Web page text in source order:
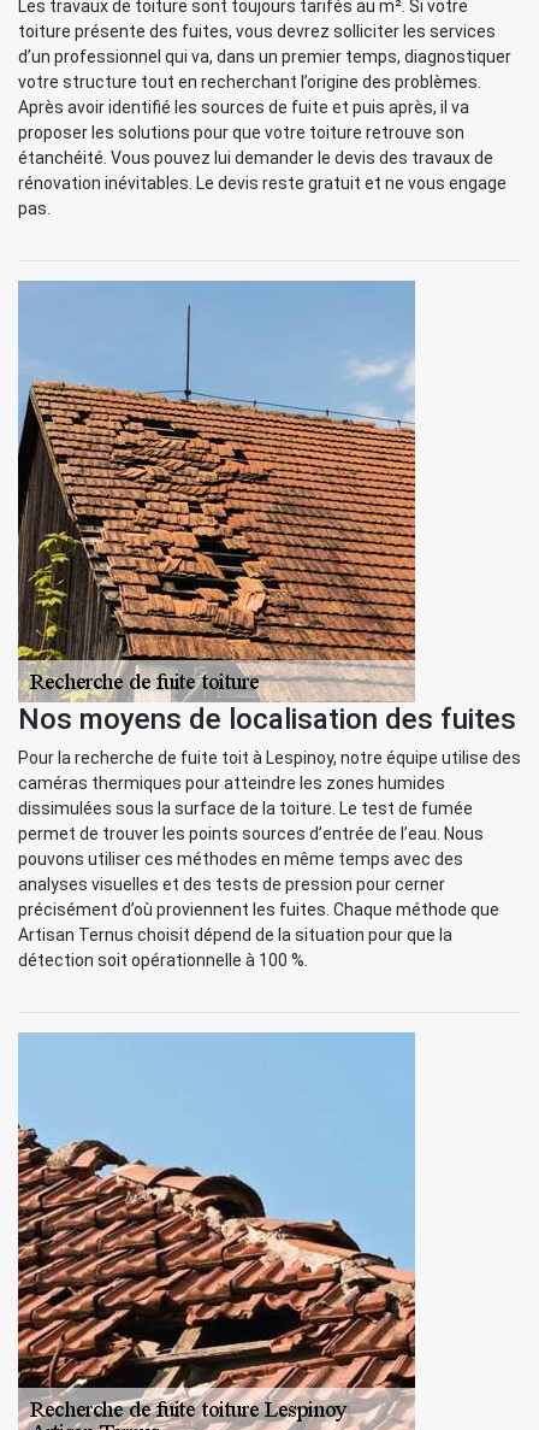
Les travaux de toiture sont toujours tarifés au m². Si votre
toiture présente des fuites, vous devrez solliciter les services
d’un professionnel qui va, dans un premier temps, diagnostiquer
votre structure tout en recherchant l’origine des problèmes.
Après avoir identifié les sources de fuite et puis après, il va
proposer les solutions pour que votre toiture retrouve son
étanchéité. Vous pouvez lui demander le devis des travaux de
rénovation inévitables. Le devis reste gratuit et ne vous engage
pas.
Nos moyens de localisation des fuites
Pour la recherche de fuite toit à Lespinoy, notre équipe utilise des
caméras thermiques pour atteindre les zones humides
dissimulées sous la surface de la toiture. Le test de fumée
permet de trouver les points sources d’entrée de l’eau. Nous
pouvons utiliser ces méthodes en même temps avec des
analyses visuelles et des tests de pression pour cerner
précisément d’où proviennent les fuites. Chaque méthode que
Artisan Ternus choisit dépend de la situation pour que la
détection soit opérationnelle à 100 %.